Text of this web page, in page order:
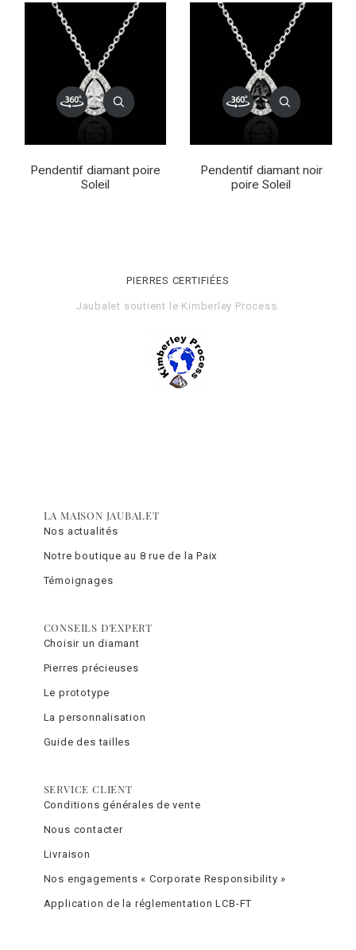
Pendentif diamant poire
Soleil
Pendentif diamant noir
poire Soleil
PIERRES CERTIFIÉES
Jaubalet soutient le Kimberley Process.
LA MAISON JAUBALET
Nos actualités
Notre boutique au 8 rue de la Paix
Témoignages
CONSEILS D'EXPERT
Choisir un diamant
Pierres précieuses
Le prototype
La personnalisation
Guide des tailles
SERVICE CLIENT
Conditions générales de vente
Nous contacter
Livraison
Nos engagements « Corporate Responsibility »
Application de la réglementation LCB-FT